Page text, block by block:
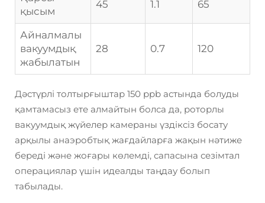
қысым
45 1.1 65
Айналмалы
вакуумдық
жабылатын
28 0.7 120
Дәстүрлі толтырғыштар 150 ppb астында болуды
қамтамасыз ете алмайтын болса да, роторлы
вакуумдық жүйелер камераны үздіксіз босату
арқылы анаэробтық жағдайларға жақын нәтиже
береді және жоғары көлемді, сапасына сезімтал
операциялар үшін идеалды таңдау болып
табылады.